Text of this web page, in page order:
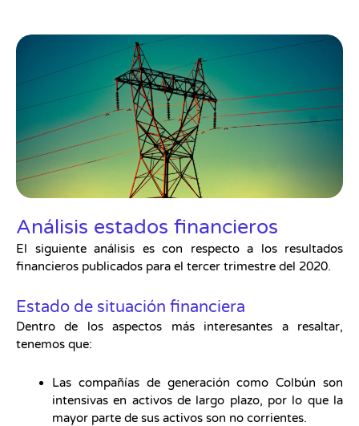
Análisis estados financieros
El siguiente análisis es con respecto a los resultados
financieros publicados para el tercer trimestre del 2020.
Estado de situación financiera
Dentro de los aspectos más interesantes a resaltar,
tenemos que:
Las compañías de generación como Colbún son
intensivas en activos de largo plazo, por lo que la
mayor parte de sus activos son no corrientes.